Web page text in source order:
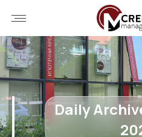
Daily